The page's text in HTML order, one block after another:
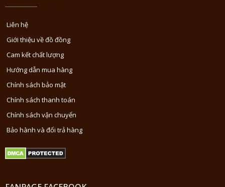
Liên hệ
Giới thiệu về đồ đồng
Cam kết chất lượng
Hướng dẫn mua hàng
Chính sách bảo mật
Chính sách thanh toán
Chính sách vận chuyển
Bảo hành và đổi trả hàng